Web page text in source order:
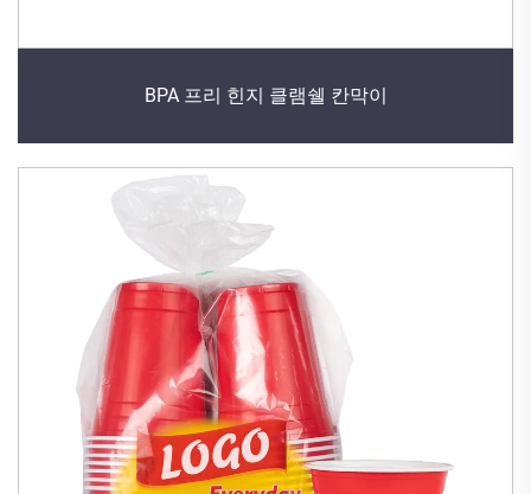
BPA 프리 힌지 클램쉘 칸막이